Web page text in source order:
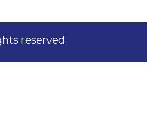
reserved